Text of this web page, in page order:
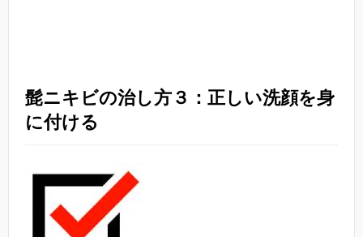
髭ニキビの治し方３：正しい洗顔を身
に付ける